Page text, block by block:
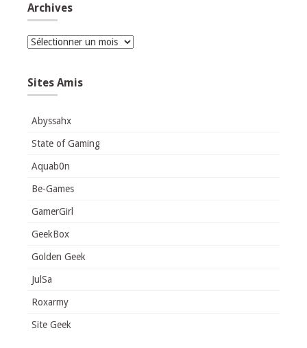
Archives
Archives
Sites Amis
Abyssahx
State of Gaming
Aquab0n
Be-Games
GamerGirl
GeekBox
Golden Geek
JulSa
Roxarmy
Site Geek